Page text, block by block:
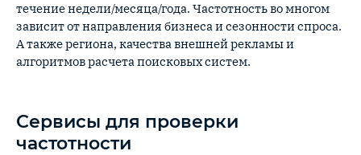
течение недели/месяца/года. Частотность во многом
зависит от направления бизнеса и сезонности спроса.
А также региона, качества внешней рекламы и
алгоритмов расчета поисковых систем.
Сервисы для проверки
частотности